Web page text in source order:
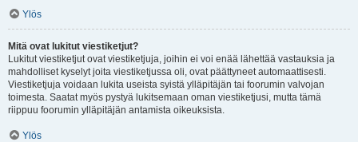
Ylös
Mitä ovat lukitut viestiketjut?
Lukitut viestiketjut ovat viestiketjuja, joihin ei voi enää lähettää vastauksia ja
mahdolliset kyselyt joita viestiketjussa oli, ovat päättyneet automaattisesti.
Viestiketjuja voidaan lukita useista syistä ylläpitäjän tai foorumin valvojan
toimesta. Saatat myös pystyä lukitsemaan oman viestiketjusi, mutta tämä
riippuu foorumin ylläpitäjän antamista oikeuksista.
Ylös